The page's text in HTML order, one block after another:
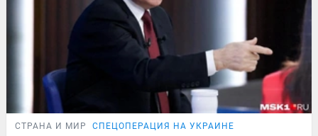
СТРАНА И МИР СПЕЦОПЕРАЦИЯ НА УКРАИНЕ